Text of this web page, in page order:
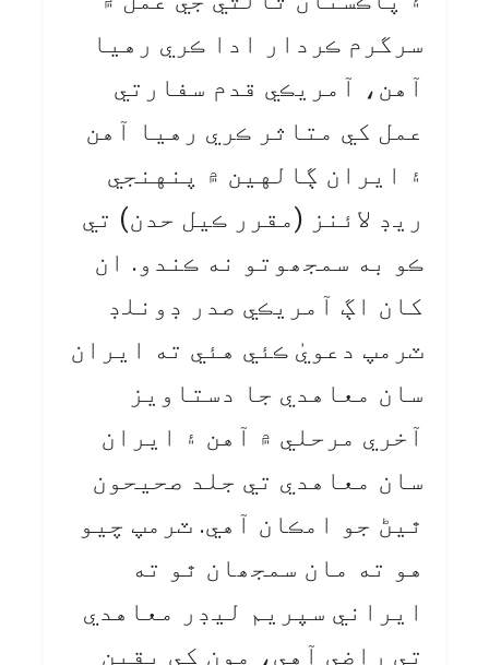
سرگرم ڪردار ادا ڪري رهيا
آهن، آمريڪي قدم سفارتي
عمل کي متاثر ڪري رهيا آهن
۽ ايران ڳالهين ۾ پنهنجي
ريڊ لائنز (مقرر ڪيل حدن) تي
ڪو به سمجھوتو نه ڪندو. ان
کان اڳ آمريڪي صدر ڊونلڊ
ٽرمپ دعويٰ ڪئي هئي ته ايران
سان معاهدي جا دستاويز
آخري مرحلي ۾ آهن ۽ ايران
سان معاهدي تي جلد صحيحون
ٿيڻ جو امڪان آهي. ٽرمپ چيو
هو ته مان سمجھان ٿو ته
ايراني سپريم ليڊر معاهدي
تي راضي آهي، مون کي يقين